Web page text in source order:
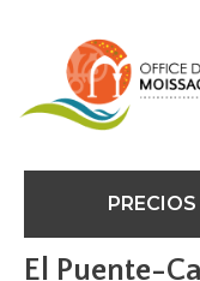
PRECIOS
El Puente-